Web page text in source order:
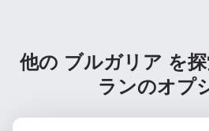
他の ブルガリア を
ランのオプ